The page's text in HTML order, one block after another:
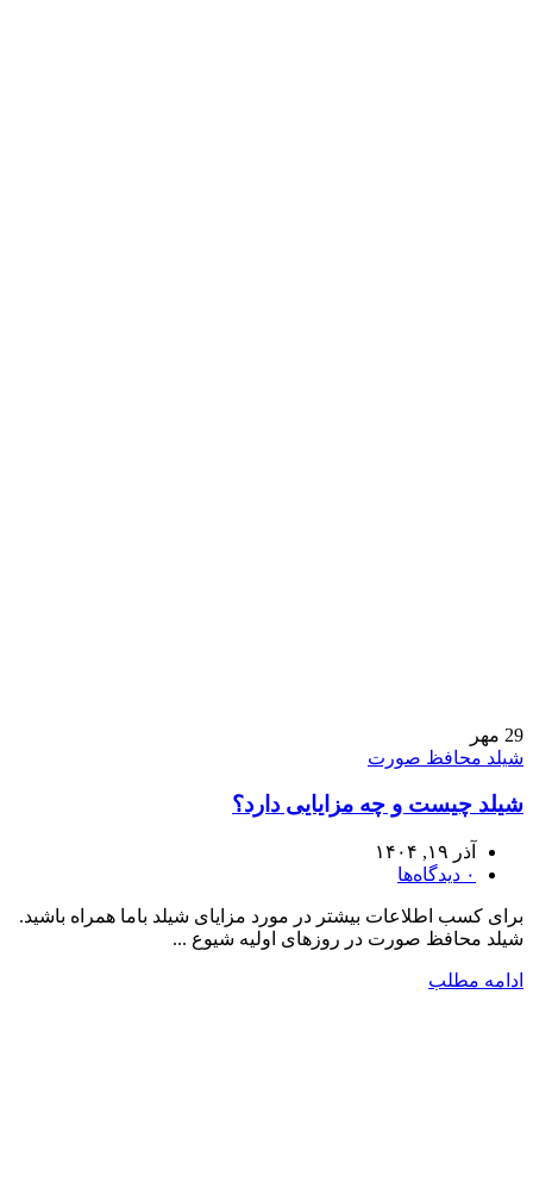
29 مهر
شیلد محافظ صورت
شیلد چیست و چه مزایایی دارد؟
آذر ۱۹, ۱۴۰۴
۰ دیدگاه‌ها
برای کسب اطلاعات بیشتر در مورد مزایای شیلد باما همراه باشید.
شیلد محافظ صورت در روزهای اولیه شیوع ...
ادامه مطلب